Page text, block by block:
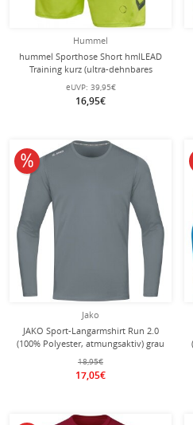
Hummel
hummel Sporthose Short hmlLEAD
Training kurz (ultra-dehnbares
Gewebe, mittlere Länge) limegrün
Herren
eUVP: 39,95€
16,95€
Jako
JAKO Sport-Langarmshirt Run 2.0
(100% Polyester, atmungsaktiv) grau
Herren
18,95€
17,05€
10% reduziert